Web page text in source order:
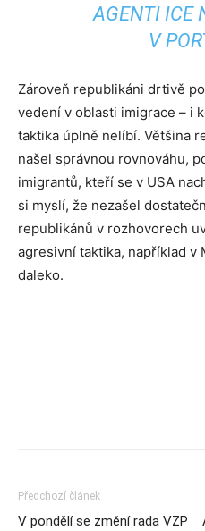
AGENTI ICE
V
Zároveň republikáni drtivě
vedení v oblasti imigrace – i
taktika úplně nelíbí. Většina
našel správnou rovnováhu,
imigrantů, kteří se v USA
si myslí, že nezašel
republikánů v rozhovorech
agresivní taktika, například v
daleko.
Předchozí článek
V pondělí se změní rada VZP